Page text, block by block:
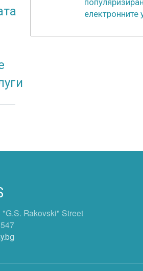
електронните
Rakovski" Street